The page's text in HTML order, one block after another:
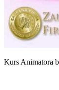
Kurs Animatora